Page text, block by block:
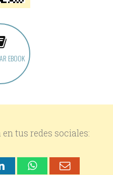
EBOOK
tus redes sociales: